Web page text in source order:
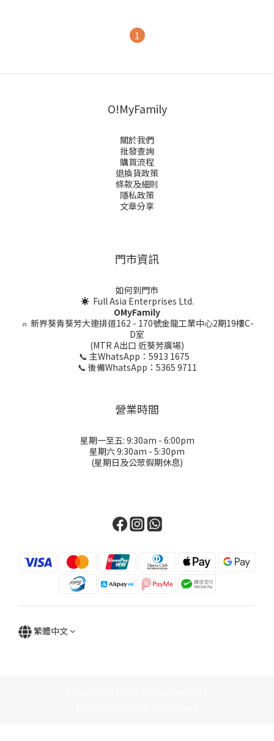
1
O!MyFamily
關於我們
批發查詢
購買流程
退換貨政策
條款及細則
隱私政策
文章分享
門市資訊
如何到門市
☀ Full Asia Enterprises Ltd.
OMyFamily
⍝ 新界葵青葵芳大連排道162 - 170號金龍工業中心2期19樓C-
D室
(MTR A出口 近葵芳廣場)
📞 主WhatsApp：5913 1675
📞 後備WhatsApp：5365 9711
營業時間
星期一至五: 9:30am - 6:00pm
星期六 9:30am - 5:30pm
(星期日及公眾假期休息)
繁體中文